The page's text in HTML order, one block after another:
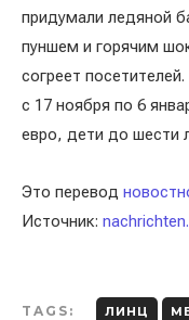
придумали ледяной
пуншем и горячим
согреет
с 17 ноября по 6
евро, дети до шести
Это перевод
Источник:
TAGS: ЛИНЦ